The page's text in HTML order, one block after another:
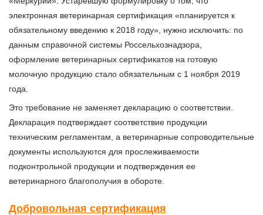
электронная ветеринарная сертификация «планируется к
обязательному введению к 2018 году», нужно исключить: по
данным справочной системы Россельхознадзора,
оформление ветеринарных сертификатов на готовую
молочную продукцию стало обязательным с 1 ноября 2019
года.
Это требование не заменяет декларацию о соответствии.
Декларация подтверждает соответствие продукции
техническим регламентам, а ветеринарные сопроводительные
документы используются для прослеживаемости
подконтрольной продукции и подтверждения ее
ветеринарного благополучия в обороте.
Добровольная сертификация